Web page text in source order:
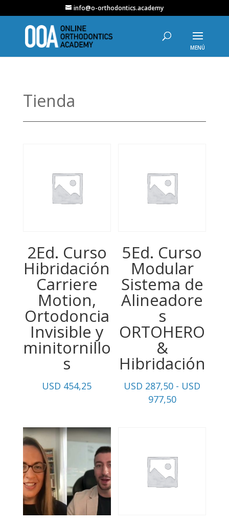
info@o-orthodontics.academy
Tienda
2Ed. Curso
Hibridación
Carriere
Motion,
Ortodoncia
Invisible y
minitornillo
s
USD 454,25
5Ed. Curso
Modular
Sistema de
Alineadore
s
ORTOHERO
&
Hibridación
USD 287,50 - USD
977,50Rango
hasta
USD